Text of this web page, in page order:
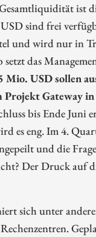
ist
sind frei
und wird nur in
setzt das
Mio. USD sollen
Projekt Gateway
bis Ende Juni
es eng. Im 4.
und die
Der Druck auf
sich unter